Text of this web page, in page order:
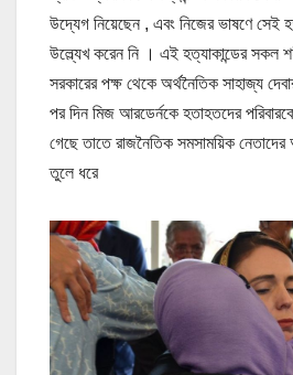
উদ্যেগ নিয়েছেন , এবং নিজের ভাষণে সেই
উল্ল্যেখ করেন নি । এই হত্যাকান্ডের সকল
সরকারের পক্ষ থেকে অর্থনৈতিক সাহাজ্য
পর দিন মিজ আরডের্নকে হতাহতদের পরিবারকে
গেছে তাতে রাজনৈতিক সমসাময়িক
তুলে ধরে